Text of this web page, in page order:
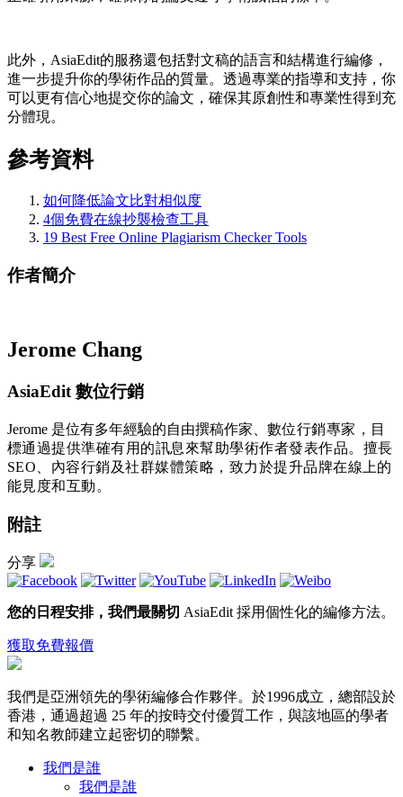
此外，AsiaEdit的服務還包括對文稿的語言和結構進行編修，
進一步提升你的學術作品的質量。透過專業的指導和支持，你
可以更有信心地提交你的論文，確保其原創性和專業性得到充
分體現。
參考資料
如何降低論文比對相似度
4個免費在線抄襲檢查工具
19 Best Free Online Plagiarism Checker Tools
作者簡介
Jerome Chang
AsiaEdit 數位行銷
Jerome 是位有多年經驗的自由撰稿作家、 數位行銷專家，目
標通過提供準確有用的訊息來幫助學術作者發表作品。擅長
SEO、內容行銷及社群媒體策略，致力於提升品牌在線上的
能見度和互動。
附註
分享
您的日程安排，我們最關切 AsiaEdit 採用個性化的編修方法。
獲取免費報價
我們是亞洲領先的學術編修合作夥伴。於1996成立，總部設於
香港，通過超過 25 年的按時交付優質工作，與該地區的學者
和知名教師建立起密切的聯繫。
我們是誰
我們是誰